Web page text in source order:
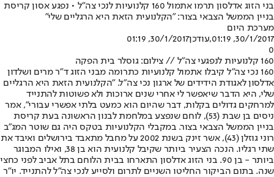
בני הזוג אדלסון תרמו אתמול 160 קלנועיות לנכי צה"ל • נפגע אסון קריסת
בניין הממשל הצבאי בצור: "הקלנועית הזאת היא הרגליים שלי"
מערכת היום
30/1/2017, 01:19
,עודכן30/1/2017, 01:19
0
160 קלנועיות לנפגעי צה"ל // צילום: גוסלר בית הפקה
160 נכי צה"ל קיבלו אתמול קלנועיות כתרומה מבני הזוג ד"ר מרים ושלדון
אדלסון לאגודת הידידים של ארגון נכי צה"ל. "הקלנועית הזאת היא הרגליים
שלי, היא הדבר שיאפשר לי אחרי שנים ארוכות ולא פשוטות להתנייד
למרחקים גדולים בקלות, דבר שהיום הוא כמעט בלתי אפשרי עבורי", אמר
ניסים בן שבת (53), לוחם שנפצע במלחמת לבנון הראשונה בעת קריסת
בניין הממשל הצבאי בצור. במקבלי הקלנועיות בטקס היה גם שוטר המג"ב
רוני גוזלן (43), אשר זינק בשנת 2002 על מחבל מתאבד בירושלים ואיבד את
שתי רגליו. הנכה הצעיר ביותר שקיבל קלנועית הוא בן 38, ואילו המבוגר
ביותר - בן 90. בני הזוג אדלסון התארחו בבית הלוחם בתל אביב לפני כחצי
שנה. בתום הביקור החליטו השניים לתרום ולסייע לנכי צה"ל להתנייד. יו"ר